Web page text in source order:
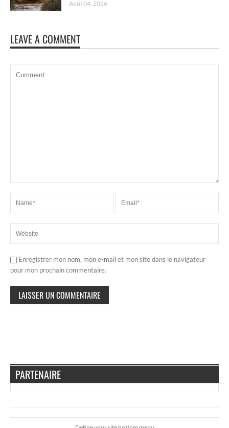
Août 04, 2026
LEAVE A COMMENT
Enregistrer mon nom, mon e-mail et mon site dans le navigateur
pour mon prochain commentaire.
PARTENAIRE